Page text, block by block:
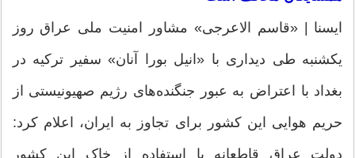
ایسنا | «قاسم الاعرجی» مشاور امنیت ملی عراق روز
یکشنبه طی دیداری با «انیل بورا آنان» سفیر ترکیه در
بغداد با اعتراض به عبور جنگنده‌های رژیم صهیونیستی از
حریم هوایی این کشور برای تجاوز به ایران، اعلام کرد:
دولت عراق قاطعانه با استفاده از خاک این کشور